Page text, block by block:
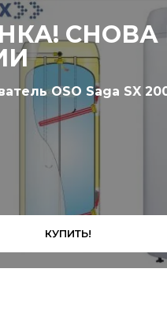
СНОВА
OSO Saga SX
КУПИТЬ!